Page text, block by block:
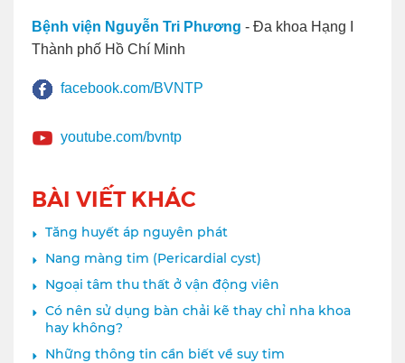
Bệnh viện Nguyễn Tri Phương - Đa khoa Hạng I
Thành phố Hồ Chí Minh
facebook.com/BVNTP
youtube.com/bvntp
BÀI VIẾT KHÁC
Tăng huyết áp nguyên phát
Nang màng tim (Pericardial cyst)
Ngoại tâm thu thất ở vận động viên
Có nên sử dụng bàn chải kẽ thay chỉ nha khoa
hay không?
Những thông tin cần biết về suy tim